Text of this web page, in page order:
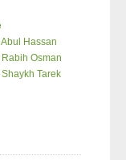
Hassan
Osman
Tarek